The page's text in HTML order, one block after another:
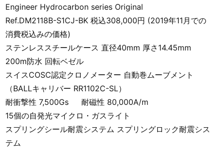
Engineer Hydrocarbon series Original
Ref.DM2118B-S1CJ-BK 税込308,000円 (2019年11月での
消費税込みの価格)
ステンレススチールケース 直径40mm 厚さ14.45mm
200m防水 回転ベゼル
スイスCOSC認定クロノメーター 自動巻ムーブメント
（BALLキャリバー RR1102C-SL）
耐衝撃性 7,500Gs 耐磁性 80,000A/m
15個の自発光マイクロ・ガスライト
スプリングシール耐震システム スプリングロック耐震シス
テム